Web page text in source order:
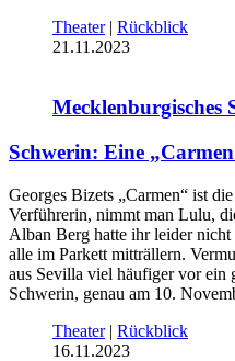
Theater| Rückblick
21.11.2023
Mecklenburgisches
Schwerin: Eine
Georges Bizets „Carmen“ ist
Verführerin, nimmt man Lulu,
Alban Berg hatte ihr leider nicht
alle im Parkett mitträllern.
aus Sevilla viel häufiger vor ein
Schwerin, genau am 10.
Theater| Rückblick
16.11.2023